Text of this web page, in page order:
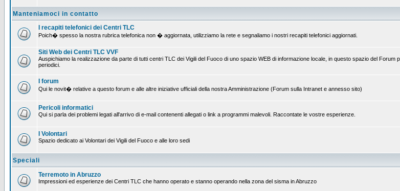
Manteniamoci in contatto
I recapiti telefonici dei Centri TLC
Poich� spesso la nostra rubrica telefonica non � aggiornata, utilizziamo la rete e segnaliamo i nostri recapiti telefonici aggiornati.
Siti Web dei Centri TLC VVF
Auspichiamo la realizzazione da parte di tutti centri TLC dei Vigili del Fuoco di uno spazio WEB di informazione locale, in questo spazio del
periodici.
I forum
Qui le novit� relative a questo forum e alle altre iniziative ufficiali della nostra Amministrazione (Forum sulla Intranet e annesso sito)
Pericoli informatici
Qui si parla dei problemi legati all'arrivo di e-mail contenenti allegati o link a programmi malevoli. Raccontate le vostre esperienze.
I Volontari
Spazio dedicato ai Volontari dei Vigili del Fuoco e alle loro sedi
Speciali
Terremoto in Abruzzo
Impressioni ed esperienze dei Centri TLC che hanno operato e stanno operando nella zona del sisma in Abruzzo